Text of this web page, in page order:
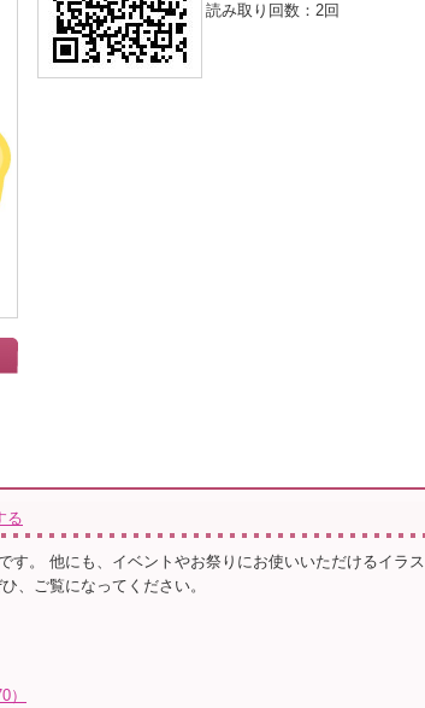
読み取り回数： 2回
る
す。 他にも、イベントやお祭りにお使いいただけるイラス
、ご覧になってください。